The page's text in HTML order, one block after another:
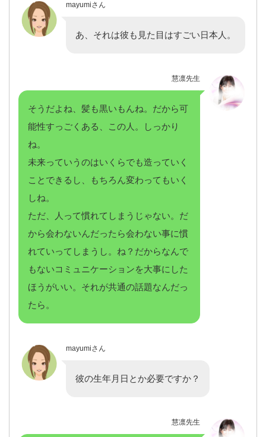
mayumiさん
あ、それは彼も見た目はすごい日本人。
慧凛先生
そうだよね、髪も黒いもんね。だから可
能性すっごくある、この人。しっかり
ね。
未来っていうのはいくらでも造っていく
ことできるし、もちろん変わってもいく
しね。
ただ、人って慣れてしまうじゃない。だ
から会わないんだったら会わない事に慣
れていってしまうし。ね？だからなんで
もないコミュニケーションを大事にした
ほうがいい。それが共通の話題なんだっ
たら。
mayumiさん
彼の生年月日とか必要ですか？
慧凛先生